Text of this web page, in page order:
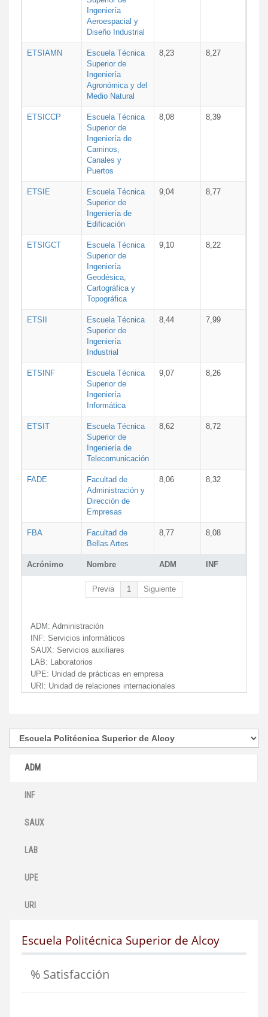
Acrónimo Nombre ADM INF
Ingeniería
Aeroespacial y
Diseño Industrial
ETSIAMN
Escuela Técnica
Superior de
Ingeniería
Agronómica y del
Medio Natural
8,23 8,27
ETSICCP
Escuela Técnica
Superior de
Ingeniería de
Caminos,
Canales y
Puertos
8,08 8,39
ETSIE
Escuela Técnica
Superior de
Ingeniería de
Edificación
9,04 8,77
ETSIGCT
Escuela Técnica
Superior de
Ingeniería
Geodésica,
Cartográfica y
Topográfica
9,10 8,22
ETSII
Escuela Técnica
Superior de
Ingeniería
Industrial
8,44 7,99
ETSINF
Escuela Técnica
Superior de
Ingeniería
Informática
9,07 8,26
ETSIT
Escuela Técnica
Superior de
Ingeniería de
Telecomunicación
8,62 8,72
FADE
Facultad de
Administración y
Dirección de
Empresas
8,06 8,32
FBA
Facultad de
Bellas Artes
8,77 8,08
Previa 1 Siguiente
ADM: Administración
INF: Servicios informáticos
SAUX: Servicios auxiliares
LAB: Laboratorios
UPE: Unidad de prácticas en empresa
URI: Unidad de relaciones internacionales
ADM
INF
SAUX
LAB
UPE
URI
Escuela Politécnica Superior de Alcoy
% Satisfacción